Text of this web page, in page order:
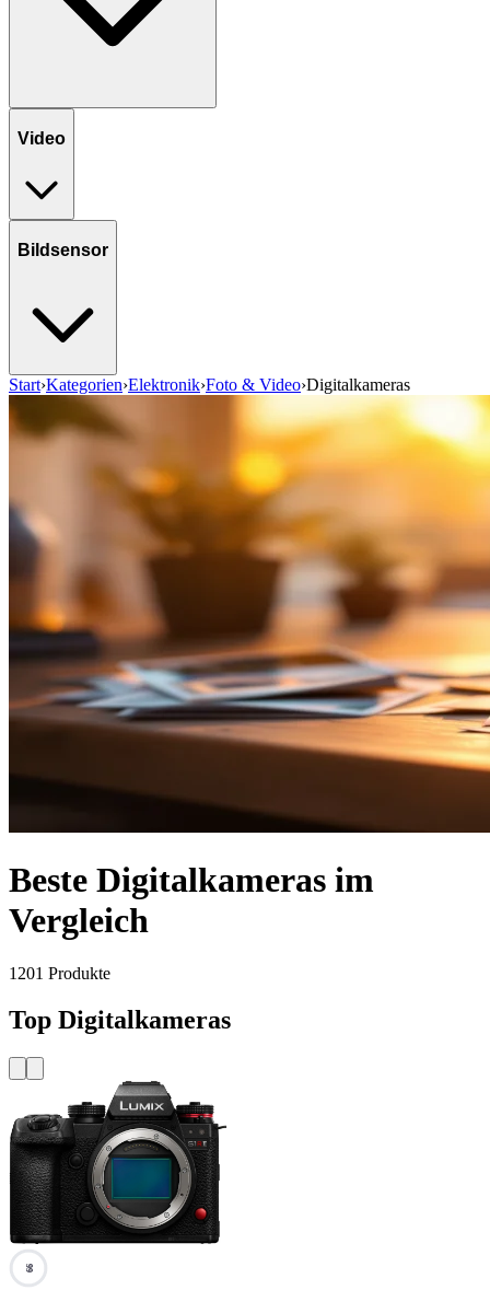
Video
Bildsensor
Start›Kategorien›Elektronik›Foto & Video›Digitalkameras
Beste Digitalkameras im
Vergleich
1201 Produkte
Top Digitalkameras
99